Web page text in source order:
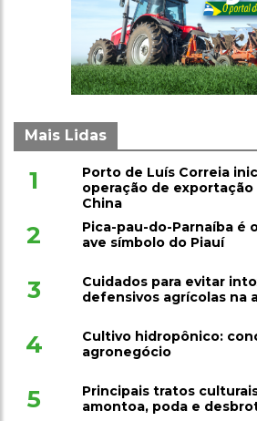
Mais Lidas
Porto de Luís Correia
operação de exportação
China
Pica-pau-do-Parnaíba é
Cuidados para evitar
Cultivo hidropônico:
Principais tratos